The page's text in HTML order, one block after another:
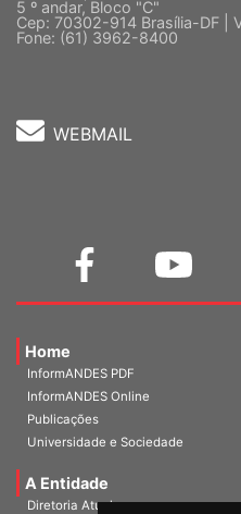
5 º andar, Bloco "C"
Cep: 70302-914 Brasília-DF |
Fone: (61) 3962-8400
WEBMAIL
Home
InformANDES PDF
InformANDES Online
Publicações
Universidade e Sociedade
A Entidade
Diretoria Atual